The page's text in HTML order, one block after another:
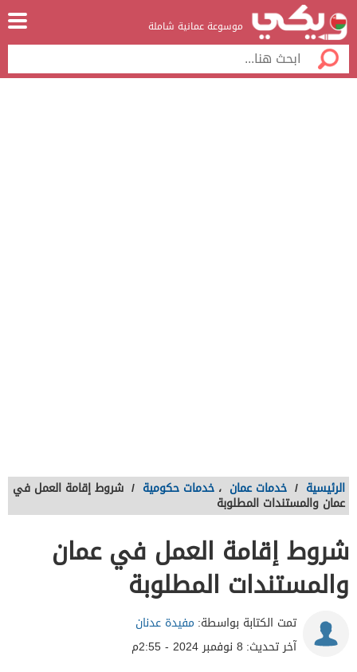
موسوعة عمانية شاملة
الرئيسية / خدمات عمان ، خدمات حكومية / شروط إقامة العمل في
عمان والمستندات المطلوبة
شروط إقامة العمل في عمان
والمستندات المطلوبة
تمت الكتابة بواسطة: مفيدة عدنان
آخر تحديث: 8 نوفمبر 2024 - 2:55م